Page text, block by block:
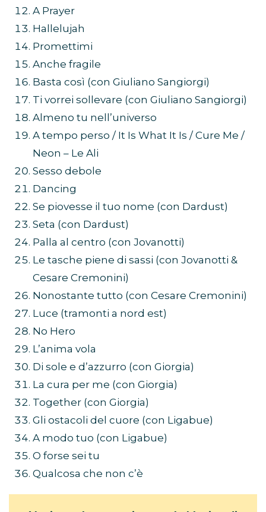
A Prayer
Hallelujah
Promettimi
Anche fragile
Basta così (con Giuliano Sangiorgi)
Ti vorrei sollevare (con Giuliano Sangiorgi)
Almeno tu nell’universo
A tempo perso / It Is What It Is / Cure Me /
Neon – Le Ali
Sesso debole
Dancing
Se piovesse il tuo nome (con Dardust)
Seta (con Dardust)
Palla al centro (con Jovanotti)
Le tasche piene di sassi (con Jovanotti &
Cesare Cremonini)
Nonostante tutto (con Cesare Cremonini)
Luce (tramonti a nord est)
No Hero
L’anima vola
Di sole e d’azzurro (con Giorgia)
La cura per me (con Giorgia)
Together (con Giorgia)
Gli ostacoli del cuore (con Ligabue)
A modo tuo (con Ligabue)
O forse sei tu
Qualcosa che non c’è